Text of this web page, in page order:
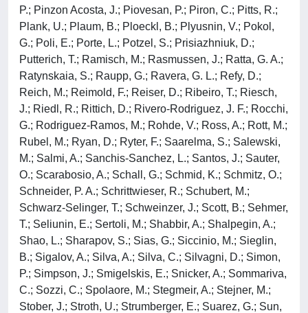
P.; Pinzon Acosta, J.; Piovesan, P.; Piron, C.; Pitts, R.;
Plank, U.; Plaum, B.; Ploeckl, B.; Plyusnin, V.; Pokol,
G.; Poli, E.; Porte, L.; Potzel, S.; Prisiazhniuk, D.;
Putterich, T.; Ramisch, M.; Rasmussen, J.; Ratta, G. A.;
Ratynskaia, S.; Raupp, G.; Ravera, G. L.; Refy, D.;
Reich, M.; Reimold, F.; Reiser, D.; Ribeiro, T.; Riesch,
J.; Riedl, R.; Rittich, D.; Rivero-Rodriguez, J. F.; Rocchi,
G.; Rodriguez-Ramos, M.; Rohde, V.; Ross, A.; Rott, M.;
Rubel, M.; Ryan, D.; Ryter, F.; Saarelma, S.; Salewski,
M.; Salmi, A.; Sanchis-Sanchez, L.; Santos, J.; Sauter,
O.; Scarabosio, A.; Schall, G.; Schmid, K.; Schmitz, O.;
Schneider, P. A.; Schrittwieser, R.; Schubert, M.;
Schwarz-Selinger, T.; Schweinzer, J.; Scott, B.; Sehmer,
T.; Seliunin, E.; Sertoli, M.; Shabbir, A.; Shalpegin, A.;
Shao, L.; Sharapov, S.; Sias, G.; Siccinio, M.; Sieglin,
B.; Sigalov, A.; Silva, A.; Silva, C.; Silvagni, D.; Simon,
P.; Simpson, J.; Smigelskis, E.; Snicker, A.; Sommariva,
C.; Sozzi, C.; Spolaore, M.; Stegmeir, A.; Stejner, M.;
Stober, J.; Stroth, U.; Strumberger, E.; Suarez, G.; Sun,